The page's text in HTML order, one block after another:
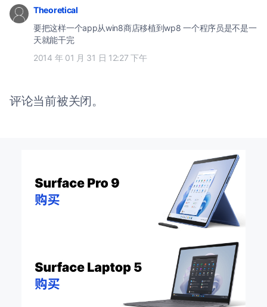
Theoretical
要把这样一个app从win8商店移植到wp8 一个程序员是不是一
天就能干完
2014 年 01 月 31 日 12:27 下午
评论当前被关闭。